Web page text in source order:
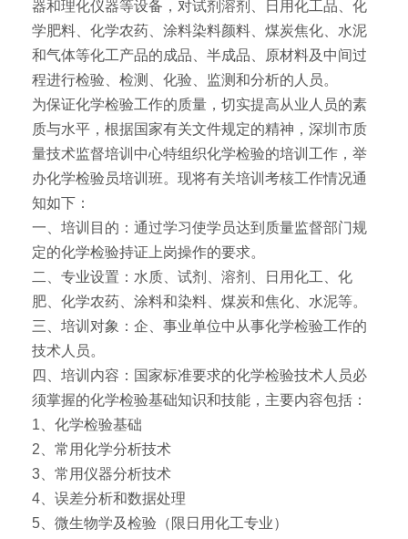
器和理化仪器等设备，对试剂溶剂、日用化工品、化
学肥料、化学农药、涂料染料颜料、煤炭焦化、水泥
和气体等化工产品的成品、半成品、原材料及中间过
程进行检验、检测、化验、监测和分析的人员。
为保证化学检验工作的质量，切实提高从业人员的素
质与水平，根据国家有关文件规定的精神，深圳市质
量技术监督培训中心特组织化学检验的培训工作，举
办化学检验员培训班。现将有关培训考核工作情况通
知如下：
一、培训目的：通过学习使学员达到质量监督部门规
定的化学检验持证上岗操作的要求。
二、专业设置：水质、试剂、溶剂、日用化工、化
肥、化学农药、涂料和染料、煤炭和焦化、水泥等。
三、培训对象：企、事业单位中从事化学检验工作的
技术人员。
四、培训内容：国家标准要求的化学检验技术人员必
须掌握的化学检验基础知识和技能，主要内容包括：
1、化学检验基础
2、常用化学分析技术
3、常用仪器分析技术
4、误差分析和数据处理
5、微生物学及检验（限日用化工专业）